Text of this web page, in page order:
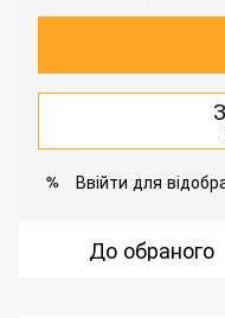
% Ввійти для
До обраного